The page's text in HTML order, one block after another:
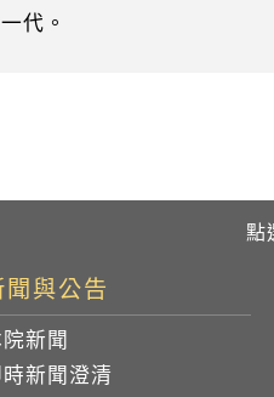
代。
聞與公告
新聞
時新聞澄清